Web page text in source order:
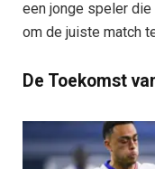
een jonge speler
om de juiste match
De Toekomst